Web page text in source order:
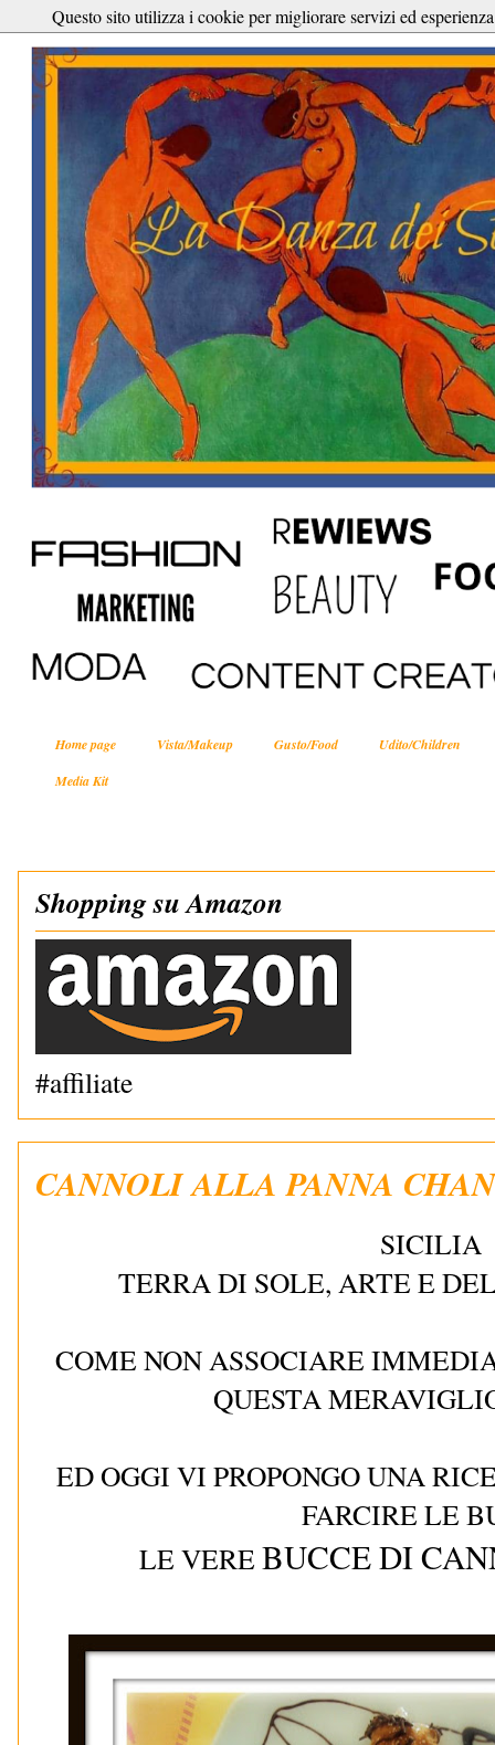
Home page Vista/Makeup Gusto/Food
Udito/Children
Media Kit
Shopping su Amazon
#affiliate
CANNOLI ALLA PANNA
SICILIA
TERRA DI SOLE, ARTE E
COME NON ASSOCIARE
QUESTA
ED OGGI VI PROPONGO UNA
FARCIRE LE
LE VERE BUCCE DI
Questo sito utilizza i cookie per migliorare servizi ed